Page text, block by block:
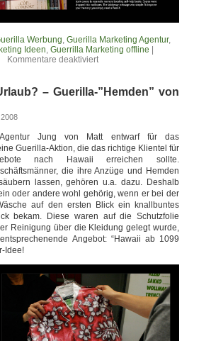
Werbung, Guerilla Marketing Agentur,
Ideen, Guerrilla Marketing offline
Kommentare deaktiviert
– Guerilla-”Hemden” von
Jung von Matt entwarf für das
Guerilla-Aktion, die das richtige Klientel für
nach Hawaii erreichen sollte.
die ihre Anzüge und Hemden
lassen, gehören u.a. dazu. Deshalb
oder andere wohl gehörig, wenn er bei der
auf den ersten Blick ein knallbuntes
bekam. Diese waren auf die Schutzfolie
Reinigung über die Kleidung gelegt wurde,
Angebot: “Hawaii ab 1099
Idee!